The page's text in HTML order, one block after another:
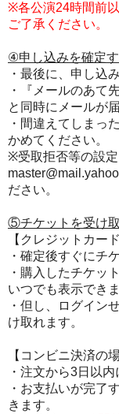
※各公演24時間前
ご了承ください。
④申し込みを確定
・最後に、申し込
・『メールのあて
と同時にメールが
・間違えてしまっ
かめてください。
※受取拒否等の設
ださい。
⑤チケットを受け
【クレジットカー
・確定後すぐにチ
・購入したチケッ
いつでも表示できま
・但し、ログイン
け取れます。
【コンビニ決済の場
・注文から3日以
・お支払いが完了
きます。